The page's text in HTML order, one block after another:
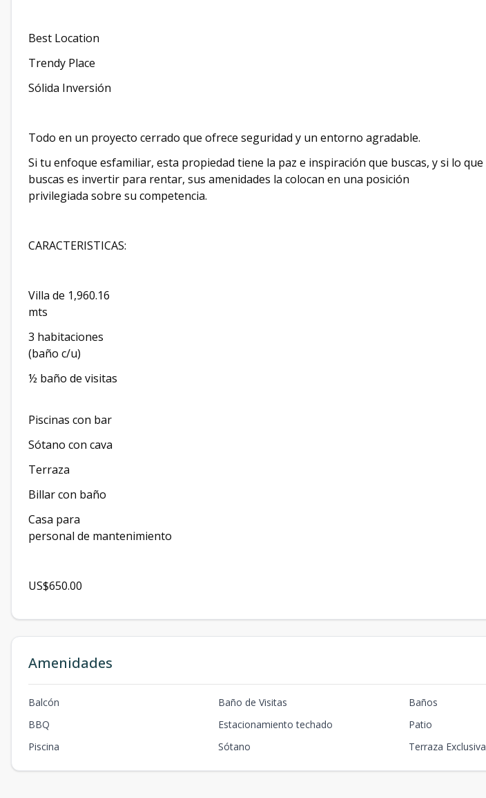
Best Location
Trendy Place
Sólida Inversión
Todo en un proyecto cerrado que ofrece seguridad y un entorno agradable.
Si tu enfoque esfamiliar, esta propiedad tiene la paz e inspiración que buscas, y si lo que
buscas es invertir para rentar, sus amenidades la colocan en una posición
privilegiada sobre su competencia.
CARACTERISTICAS:
Villa de 1,960.16
mts
3 habitaciones
(baño c/u)
½ baño de visitas
Piscinas con bar
Sótano con cava
Terraza
Billar con baño
Casa para
personal de mantenimiento
US$650.00
Amenidades
Balcón Baño de Visitas
Baños
BBQ
Estacionamiento techado
Patio
Piscina
Sótano Terraza Exclusiva